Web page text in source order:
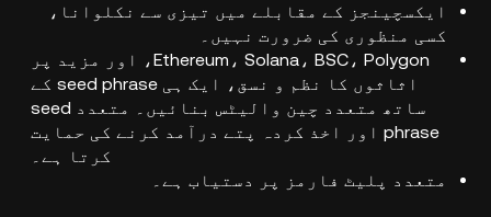
ایکسچینجز کے مقابلے میں تیزی سے نکلوانا،
کسی منظوری کی ضرورت نہیں۔
Ethereum، Solana، BSC، Polygon، اور مزید پر
اثاثوں کا نظم و نسق، ایک ہی seed phrase کے
ساتھ متعدد چین والیٹس بنائیں۔ متعدد seed
phrase اور اخذ کردہ پتے درآمد کرنے کی حمایت
کرتا ہے۔
متعدد پلیٹ فارمز پر دستیاب ہے۔